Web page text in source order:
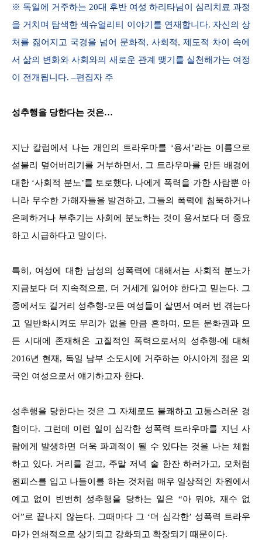
※ 독일에 거주하는 20대 후반 여성 하리타님이 심리치료 과정
을 거치며 탐색한 섹슈얼리티 이야기를 연재합니다. 자신의 상
처를 짊어지고 국경을 넘어 문화적, 사회적, 제도적 차이 속에
서 삶의 변화와 사회와의 새로운 관계 맺기를 실천해가는 여정
이 전개됩니다. –편집자 주
성추행을 당한다는 것은…
지난 칼럼에서 나는 개인의 트라우마를 ‘용서’라는 이름으로
섣불리 덮어버리기를 거부하면서, 그 트라우마를 만든 배경에
대한 ‘사회적 분노’를 토로했다. 나에게 폭력을 가한 사람뿐 아
니라 무수한 가해자들을 발견하고, 그들의 폭력에 침묵하거나
은폐하거나 부추기는 사회에 분노하는 것이 용서보다 더 중요
하고 시급하다고 말이다.
특히, 여성에 대한 남성의 성폭력에 대해서는 사회적 분노가
지금보다 더 지속적으로, 더 거세게 일어야 한다고 믿는다. 그
중에서도 길거리 성추행-모든 여성들이 살면서 여러 번 겪는다
고 일반화시켜도 무리가 없을 만큼 흔하며, 모든 문화권과 모
든 시대에 존재해온 고질적인 폭력으로서의 성추행-에 대해
2016년 현재, 독일 남부 소도시에 거주하는 아시아계 젊은 외
국인 여성으로서 얘기하고자 한다.
성추행을 당한다는 것은 그 자체로도 불쾌하고 고통스러운 경
험이다. 그런데 이런 일이 심각한 성폭력 트라우마를 지닌 사
람에게 발생하면 더욱 파괴적이 될 수 있다는 것을 나는 체험
하고 있다. 거리를 걷고, 주말 저녁 술 한잔 하러가고, 모처럼
원피스를 입고 나들이를 하는 것처럼 매우 일상적인 차원에서
예고 없이 빈번히 성추행을 당하는 일은 “아 뭐야, 재수 없
어”로 끝나지 않는다. 그때마다 그 ‘더 심각한’ 성폭력 트라우
마가 연쇄적으로 상기되고 강화되고 확장되기 때문이다.